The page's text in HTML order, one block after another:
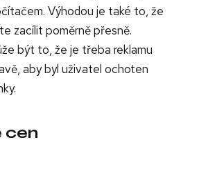
Výhodou je také to, že
zacílit poměrně přesně.
být to, že je třeba reklamu
aby byl uživatel ochoten
cen